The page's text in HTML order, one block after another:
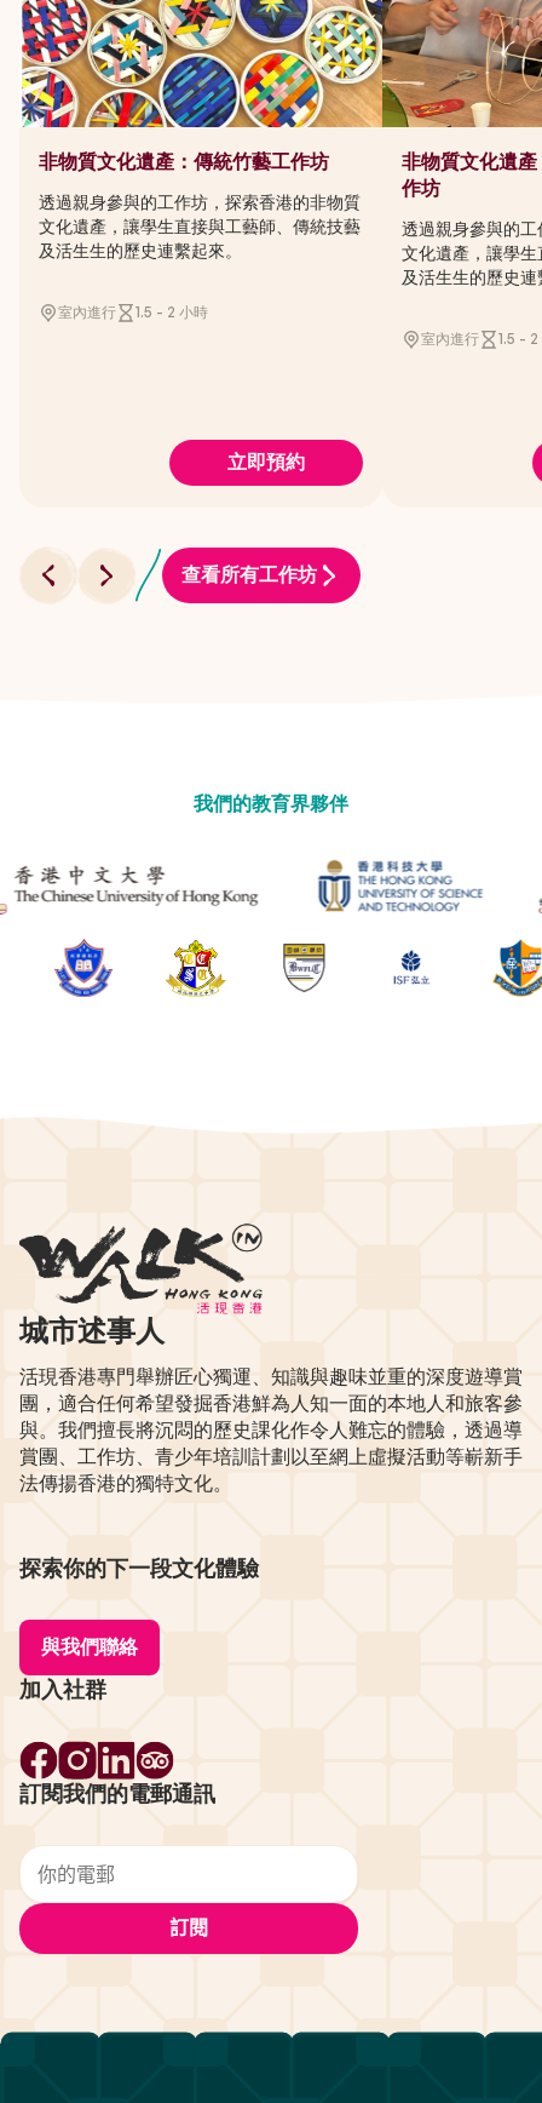
非物質文化遺產：傳統竹藝工作坊
透過親身參與的工作坊，探索香港的非物質
文化遺產，讓學生直接與工藝師、傳統技藝
及活生生的歷史連繫起來。
室內進行 1.5 - 2 小時
立即預約
非物質文化遺
作坊
透過親身參與的
文化遺產，讓學
及活生生的歷史
室內進行 1.5 - 2
查看所有工作坊
我們的教育界夥伴
城市述事人
活現香港專門舉辦匠心獨運、知識與趣味並重的深度遊導賞
團，適合任何希望發掘香港鮮為人知一面的本地人和旅客參
與。我們擅長將沉悶的歷史課化作令人難忘的體驗，透過導
賞團、工作坊、青少年培訓計劃以至網上虛擬活動等嶄新手
法傳揚香港的獨特文化。
探索你的下一段文化體驗
與我們聯絡
加入社群
訂閱我們的電郵通訊